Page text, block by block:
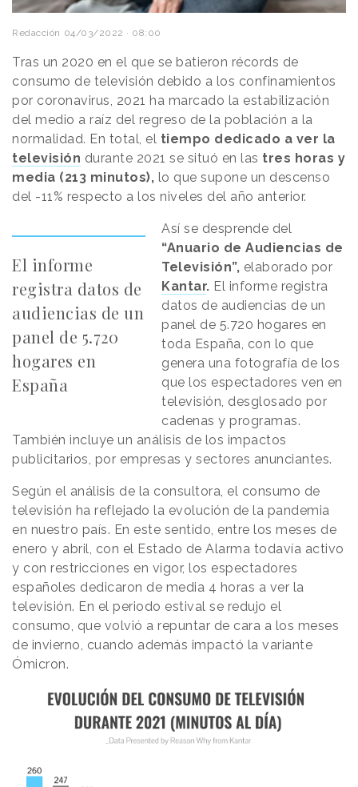
Redacción 04/03/2022 · 08:00
Tras un 2020 en el que se batieron récords de
consumo de televisión debido a los confinamientos
por coronavirus, 2021 ha marcado la estabilización
del medio a raíz del regreso de la población a la
normalidad. En total, el tiempo dedicado a ver la
televisión durante 2021 se situó en las tres horas y
media (213 minutos), lo que supone un descenso
del -11% respecto a los niveles del año anterior.
El informe
registra datos de
audiencias de un
panel de 5.720
hogares en
España
Así se desprende del
“Anuario de Audiencias de
Televisión”, elaborado por
Kantar. El informe registra
datos de audiencias de un
panel de 5.720 hogares en
toda España, con lo que
genera una fotografía de los
que los espectadores ven en
televisión, desglosado por
cadenas y programas.
También incluye un análisis de los impactos
publicitarios, por empresas y sectores anunciantes.
Según el análisis de la consultora, el consumo de
televisión ha reflejado la evolución de la pandemia
en nuestro país. En este sentido, entre los meses de
enero y abril, con el Estado de Alarma todavía activo
y con restricciones en vigor, los espectadores
españoles dedicaron de media 4 horas a ver la
televisión. En el periodo estival se redujo el
consumo, que volvió a repuntar de cara a los meses
de invierno, cuando además impactó la variante
Ómicron.